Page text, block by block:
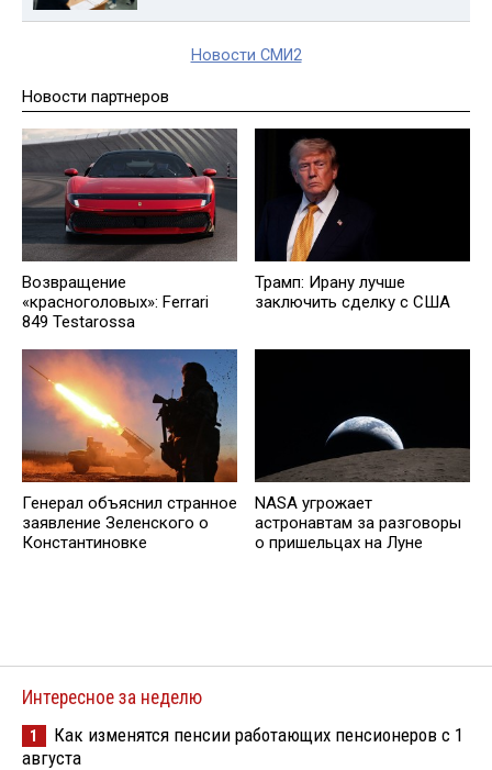
Новости СМИ2
Новости партнеров
Возвращение
«красноголовых»: Ferrari
849 Testarossa
Трамп: Ирану лучше
заключить сделку с США
Генерал объяснил странное
заявление Зеленского о
Константиновке
NASA угрожает
астронавтам за разговоры
о пришельцах на Луне
Интересное за неделю
1
Как изменятся пенсии работающих пенсионеров с 1
августа